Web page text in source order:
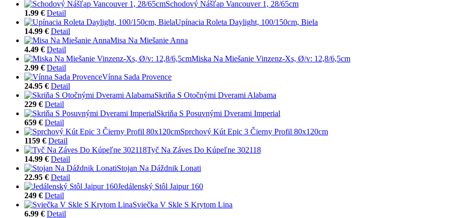
Schodový Nášľap Vancouver 1, 28/65cm
1.99 € Detail
Upínacia Roleta Daylight, 100/150cm, Biela
14.99 € Detail
Misa Na Miešanie Anna
4.49 € Detail
Miska Na Miešanie Vinzenz-Xs, Ø/v: 12,8/6,5cm
2.99 € Detail
Vínna Sada Provence
24.95 € Detail
Skriňa S Otočnými Dverami Alabama
229 € Detail
Skriňa S Posuvnými Dverami Imperial
659 € Detail
Sprchový Kút Epic 3 Čierny Profil 80x120cm
1159 € Detail
Tyč Na Záves Do Kúpeľne 302118
14.99 € Detail
Stojan Na Dáždnik Lonati
22.95 € Detail
Jedálenský Stôl Jaipur 160
249 € Detail
Sviečka V Skle S Krytom Lina
6.99 € Detail